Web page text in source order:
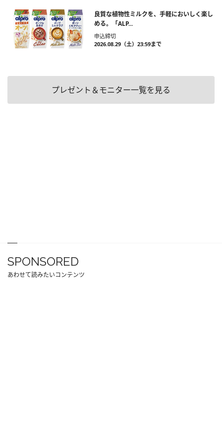
良質な植物性ミルクを、手軽においしく楽し
める。「ALP...
申込締切
2026.08.29（土）23:59まで
プレゼント＆モニター一覧を見る
SPONSORED
あわせて読みたいコンテンツ